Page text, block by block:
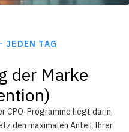
JEDEN TAG
der Marke
CPO-Programme liegt darin,
den maximalen Anteil Ihrer